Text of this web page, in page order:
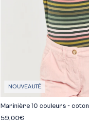
NOUVEAUTÉ
Marinière 10 couleurs - coton
59,00€